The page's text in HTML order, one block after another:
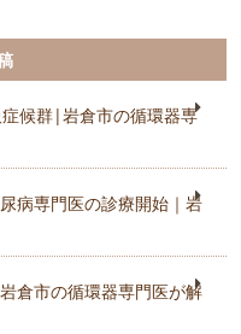
候群|岩倉市の循環器専
病専門医の診療開始｜岩
倉市の循環器専門医が解